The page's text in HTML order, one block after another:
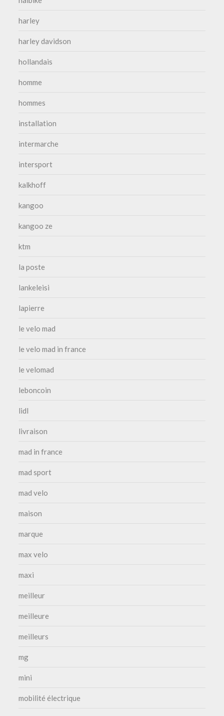
harley
harley davidson
hollandais
homme
hommes
installation
intermarche
intersport
kalkhoff
kangoo
kangoo ze
ktm
la poste
lankeleisi
lapierre
le velo mad
le velo mad in france
le velomad
leboncoin
lidl
livraison
mad in france
mad sport
mad velo
maison
marque
max velo
maxi
meilleur
meilleure
meilleurs
mg
mini
mobilité électrique